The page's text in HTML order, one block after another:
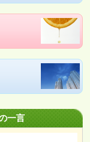
一言